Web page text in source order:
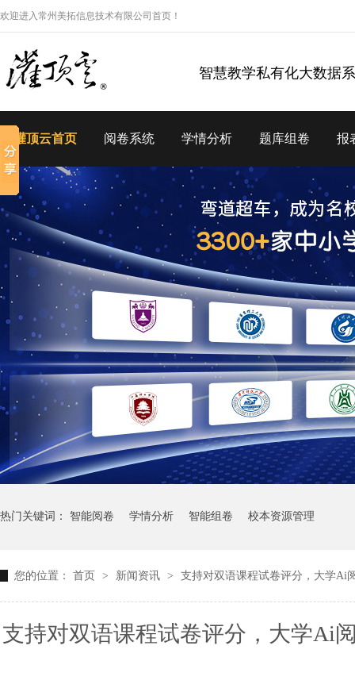
欢迎进入常州美拓信息技术有限公司首页！
智慧教学私有化大数据
灌顶云首页 阅卷系统 学情分析 题库组卷 报
热门关键词： 智能阅卷 学情分析 智能组卷 校本资源管理
您的位置： 首页 > 新闻资讯 > 支持对双语课程试卷评分，大学Ai
支持对双语课程试卷评分，大学Ai